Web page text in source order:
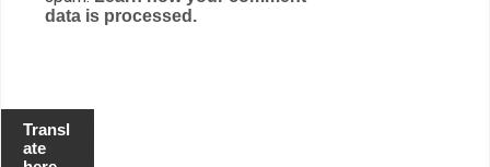
data is processed.
Transl
ate